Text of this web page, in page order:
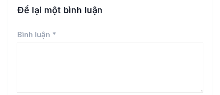
Để lại một bình luận
Bình luận *